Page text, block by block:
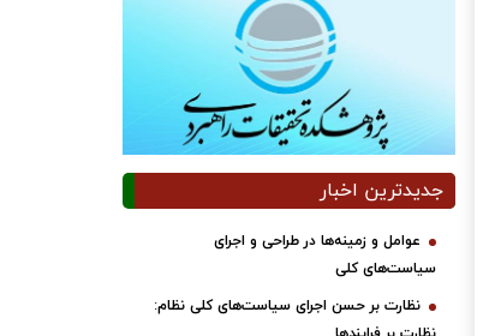
جدیدترین اخبار
عوامل و زمینه‌ها در طراحی و اجرای
سیاست‌های کلی
نظارت بر حسن اجرای سیاست‌های کلی نظام: